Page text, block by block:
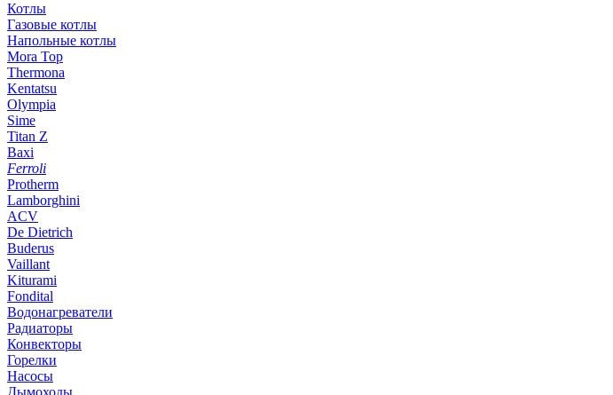
Котлы
Газовые котлы
Напольные котлы
Mora Top
Thermona
Kentatsu
Olympia
Sime
Titan Z
Baxi
Ferroli
Protherm
Lamborghini
ACV
De Dietrich
Buderus
Vaillant
Kiturami
Fondital
Водонагреватели
Радиаторы
Конвекторы
Горелки
Насосы